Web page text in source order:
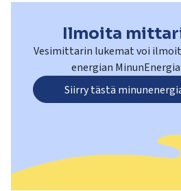
Ilmoita
Vesimittarin lukemat voi
energian
Siirry tästä